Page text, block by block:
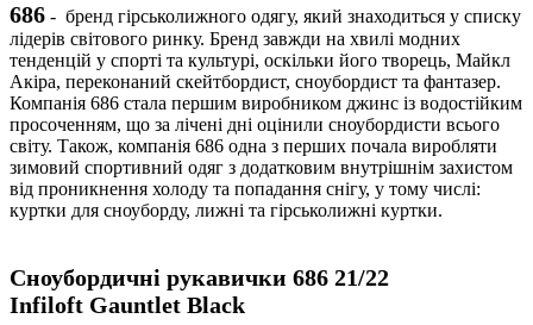
686 - бренд гірськолижного одягу, який знаходиться у списку
лідерів світового ринку. Бренд завжди на хвилі модних
тенденцій у спорті та культурі, оскільки його творець, Майкл
Акіра, переконаний скейтбордист, сноубордист та фантазер.
Компанія 686 стала першим виробником джинс із водостійким
просоченням, що за лічені дні оцінили сноубордисти всього
світу. Також, компанія 686 одна з перших почала виробляти
зимовий спортивний одяг з додатковим внутрішнім захистом
від проникнення холоду та попадання снігу, у тому числі:
куртки для сноуборду, лижні та гірськолижні куртки.
Сноубордичні рукавички 686 21/22
Infiloft Gauntlet Black